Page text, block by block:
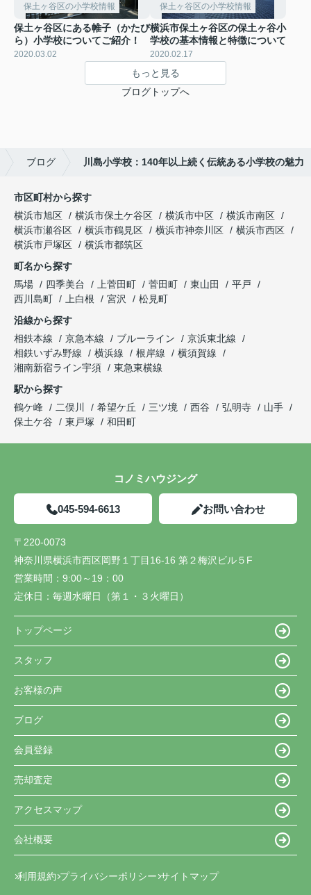
保土ヶ谷区の小学校情報
保土ヶ谷区にある帷子（かたび
ら）小学校についてご紹介！
2020.03.02
保土ヶ谷区の小学校情報
横浜市保土ヶ谷区の保土ヶ谷小
学校の基本情報と特徴について
2020.02.17
もっと見る
ブログトップへ
ブログ 川島小学校：140年以上続く伝統ある小学校の魅力
市区町村から探す
横浜市旭区
横浜市保土ケ谷区 横浜市中区
横浜市南区
横浜市瀬谷区
横浜市鶴見区 横浜市神奈川区
横浜市西区
横浜市戸塚区
横浜市都筑区
町名から探す
馬場
四季美台 上菅田町 菅田町 東山田
平戸
西川島町
上白根 宮沢
松見町
沿線から探す
相鉄本線
京急本線 ブルーライン
京浜東北線
相鉄いずみ野線
横浜線 根岸線
横須賀線
湘南新宿ライン宇須
東急東横線
駅から探す
鶴ケ峰
二俣川 希望ケ丘 三ツ境 西谷 弘明寺
山手
保土ケ谷
東戸塚 和田町
コノミハウジング
045-594-6613 お問い合わせ
〒220-0073
神奈川県横浜市西区岡野１丁目16-16 第２梅沢ビル５F
営業時間： 9:00～19：00
定休日： 毎週水曜日（第１・３火曜日）
トップページ
スタッフ
お客様の声
ブログ
会員登録
売却査定
アクセスマップ
会社概要
利用規約 プライバシーポリシー サイトマップ